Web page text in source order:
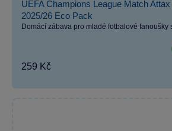
UEFA Champions League Match
2025/26 Eco Pack
Domácí zábava pro mladé fotbalové fanoušky
259 Kč